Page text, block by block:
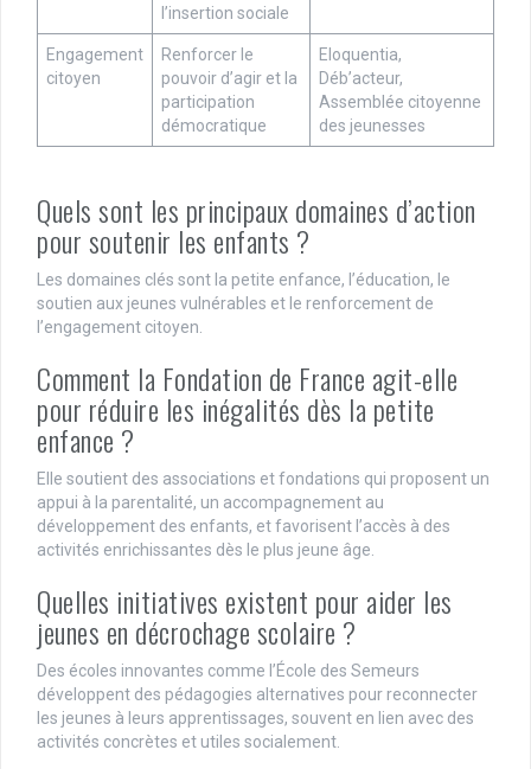
l’insertion sociale
Engagement
citoyen
Renforcer le
pouvoir d’agir et la
participation
démocratique
Eloquentia,
Déb’acteur,
Assemblée citoyenne
des jeunesses
Quels sont les principaux domaines d’action
pour soutenir les enfants ?
Les domaines clés sont la petite enfance, l’éducation, le
soutien aux jeunes vulnérables et le renforcement de
l’engagement citoyen.
Comment la Fondation de France agit-elle
pour réduire les inégalités dès la petite
enfance ?
Elle soutient des associations et fondations qui proposent un
appui à la parentalité, un accompagnement au
développement des enfants, et favorisent l’accès à des
activités enrichissantes dès le plus jeune âge.
Quelles initiatives existent pour aider les
jeunes en décrochage scolaire ?
Des écoles innovantes comme l’École des Semeurs
développent des pédagogies alternatives pour reconnecter
les jeunes à leurs apprentissages, souvent en lien avec des
activités concrètes et utiles socialement.